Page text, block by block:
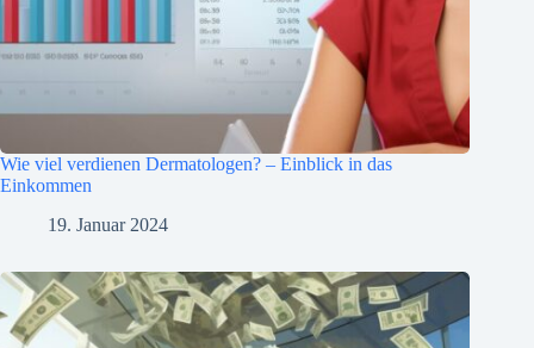
Wie viel verdienen Dermatologen? – Einblick in das
Einkommen
19. Januar 2024